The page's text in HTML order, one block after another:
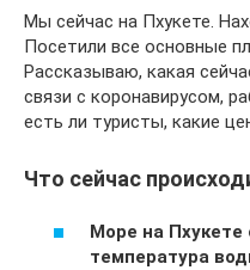
Мы сейчас на Пхукете.
Посетили все основные
Рассказываю, какая
связи с коронавирусом,
есть ли туристы, какие
Что сейчас
Море на Пхукете
температура